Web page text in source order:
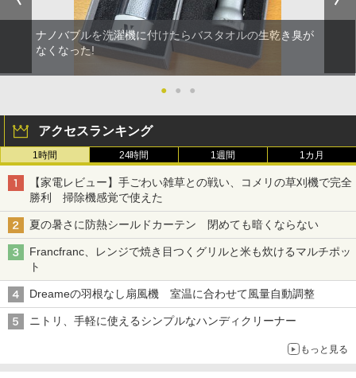
ナノバブルを洗濯機に付けたらバスタオルの生乾き臭が
なくなった!
● ● ●
アクセスランキング
1時間 24時間 1週間 1カ月
【家電レビュー】手ごわい雑草との戦い、コメリの草刈機で完全
勝利 掃除機感覚で使えた
夏の暑さに防熱シールドカーテン 閉めても暗くならない
Francfranc、レンジで焼き目つくグリルと米も炊けるマルチポッ
ト
Dreameの羽根なし扇風機 室温に合わせて風量自動調整
ニトリ、手軽に使えるシンプルなハンディクリーナー
もっと見る